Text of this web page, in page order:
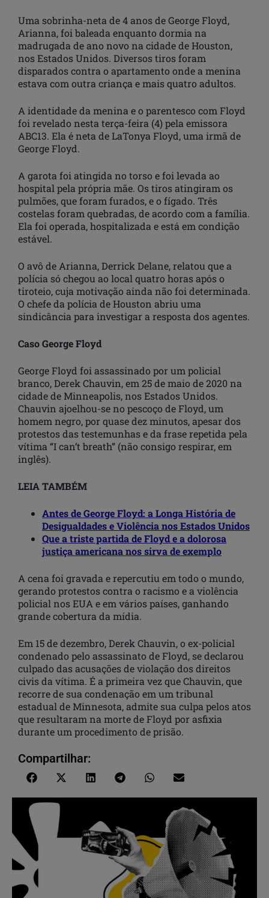
Uma sobrinha-neta de 4 anos de George Floyd,
Arianna, foi baleada enquanto dormia na
madrugada de ano novo na cidade de Houston,
nos Estados Unidos. Diversos tiros foram
disparados contra o apartamento onde a menina
estava com outra criança e mais quatro adultos.
A identidade da menina e o parentesco com Floyd
foi revelado nesta terça-feira (4) pela emissora
ABC13. Ela é neta de LaTonya Floyd, uma irmã de
George Floyd.
A garota foi atingida no torso e foi levada ao
hospital pela própria mãe. Os tiros atingiram os
pulmões, que foram furados, e o fígado. Três
costelas foram quebradas, de acordo com a família.
Ela foi operada, hospitalizada e está em condição
estável.
O avô de Arianna, Derrick Delane, relatou que a
polícia só chegou ao local quatro horas após o
tiroteio, cuja motivação ainda não foi determinada.
O chefe da polícia de Houston abriu uma
sindicância para investigar a resposta dos agentes.
Caso George Floyd
George Floyd foi assassinado por um policial
branco, Derek Chauvin, em 25 de maio de 2020 na
cidade de Minneapolis, nos Estados Unidos.
Chauvin ajoelhou-se no pescoço de Floyd, um
homem negro, por quase dez minutos, apesar dos
protestos das testemunhas e da frase repetida pela
vítima “I can’t breath” (não consigo respirar, em
inglês).
LEIA TAMBÉM
Antes de George Floyd: a Longa História de
Desigualdades e Violência nos Estados Unidos
Que a triste partida de Floyd e a dolorosa
justiça americana nos sirva de exemplo
A cena foi gravada e repercutiu em todo o mundo,
gerando protestos contra o racismo e a violência
policial nos EUA e em vários países, ganhando
grande cobertura da mídia.
Em 15 de dezembro, Derek Chauvin, o ex-policial
condenado pelo assassinato de Floyd, se declarou
culpado das acusações de violação dos direitos
civis da vítima. É a primeira vez que Chauvin, que
recorre de sua condenação em um tribunal
estadual de Minnesota, admite sua culpa pelos atos
que resultaram na morte de Floyd por asfixia
durante um procedimento de prisão.
Compartilhar: